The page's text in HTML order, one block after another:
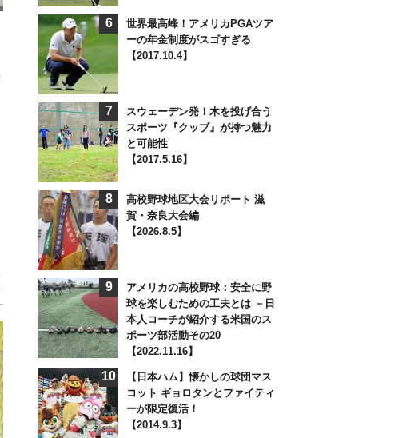
6
世界最高峰！アメリカPGAツア
ーの年金制度がスゴすぎる
【2017.10.4】
7
スウェーデン発！木を投げ合う
スポーツ『クッブ』が持つ魅力
と可能性
【2017.5.16】
8
高校野球地区大会リポート 滋
賀・奈良大会編
【2026.8.5】
9
アメリカの高校野球：安全に野
球を楽しむための工夫とは －日
本人コーチが紹介する米国のス
ポーツ部活動その20
【2022.11.16】
10
【日本ハム】懐かしの球団マス
コット ギョロタンとファイティ
ーが限定復活！
【2014.9.3】